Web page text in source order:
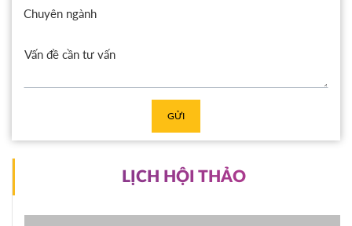
Chuyên ngành
GỬI
LỊCH HỘI THẢO